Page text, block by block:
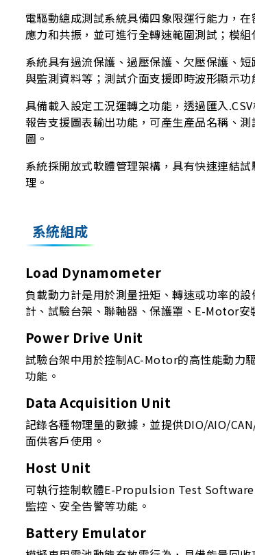
電驅動總成測試系統具備四象限運行能力，
應力和共振，並可進行全轉速範圍測試；模
系統具有過流保護、過壓保護、欠壓保護、
與監測資料等；測試介面支援即時波形顯示
具備載入設定工況運轉之功能，透過匯入
報告支援圖表輸出功能，可產生產品名稱、
圖。
系統採開放式軟體管理架構，具有快速連結
理。
系統組成
Load Dynamometer
負載動力計是用於測量扭矩、轉速或功率的
計、試驗台架、聯軸器、保護罩、E-Motor安
Power Drive Unit
試驗台架中用於控制AC-Motor的高性能動力
功能。
Data Acquisition Unit
記錄各種物理量的數據，並提供DIO/AIO/
面供客戶使用。
Host Unit
可執行控制軟體E-Propulsion Test
監控、安全告警等功能。
Battery Emulator